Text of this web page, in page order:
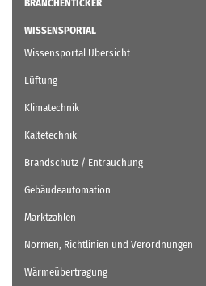
BRANCHENTICKER
WISSENSPORTAL
Wissensportal Übersicht
Lüftung
Klimatechnik
Kältetechnik
Brandschutz / Entrauchung
Gebäudeautomation
Marktzahlen
Normen, Richtlinien und Verordnungen
Wärmeübertragung